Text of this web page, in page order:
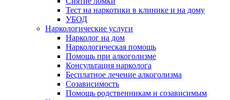
Тест на наркотики в клинике и на дому
УБОД
Наркологические услуги
Нарколог на дом
Наркологическая помощь
Помощь при алкоголизме
Консультация нарколога
Бесплатное лечение алкоголизма
Созависимость
Помощь родственникам и созависимым